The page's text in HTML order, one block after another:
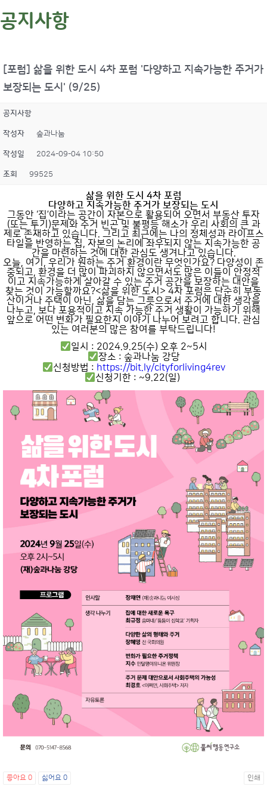
공지사항
[포럼] 삶을 위한 도시 4차 포럼 '다양하고 지속가능한 주거가
보장되는 도시' (9/25)
공지사항
작성자 숲과나눔
작성일 2024-09-04 10:50
조회 99525
삶을 위한 도시 4차 포럼
다양하고 지속가능한 주거가 보장되는 도시
그동안 ‘집’이라는 공간이 자본으로 활용되어 오면서 부동산 투자
(또는 투기)문제와 주거 빈곤 및 불평등 해소가 우리 사회의 큰 과
제로 존재하고 있습니다. 그리고 최근에는 나의 정체성과 라이프스
타일을 반영하는 집, 자본의 논리에 좌우되지 않는 지속가능한 공
간을 마련하는 것에 대한 관심도 생겨나고 있습니다.
오늘, 여기, 우리가 원하는 주거 환경이란 무엇인가요? 다양성이 존
중되고, 환경을 더 많이 파괴하지 않으면서도 많은 이들이 안정적
이고 지속가능하게 살아갈 수 있는 주거 공간을 보장하는 대안을
찾는 것이 가능할까요?<삶을 위한 도시> 4차 포럼은 단순히 부동
산이거나 주택이 아닌, 삶을 담는 그릇으로서 주거에 대한 생각을
나누고, 보다 포용적이고 지속 가능한 주거 생활이 가능하기 위해
앞으로 어떤 변화가 필요한지 이야기 나누어 보려고 합니다. 관심
있는 여러분의 많은 참여를 부탁드립니다!
일시 : 2024.9.25(수) 오후 2~5시
장소 : 숲과나눔 강당
신청방법 : https://bit.ly/cityforliving4rev
신청기한 : ~9.22(일)
좋아요 0 싫어요 0 인쇄